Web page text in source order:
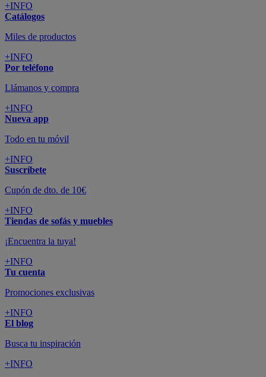
+INFO
Catálogos
Miles de productos
+INFO
Por teléfono
Llámanos y compra
+INFO
Nueva app
Todo en tu móvil
+INFO
Suscríbete
Cupón de dto. de 10€
+INFO
Tiendas de sofás y muebles
¡Encuentra la tuya!
+INFO
Tu cuenta
Promociones exclusivas
+INFO
El blog
Busca tu inspiración
+INFO